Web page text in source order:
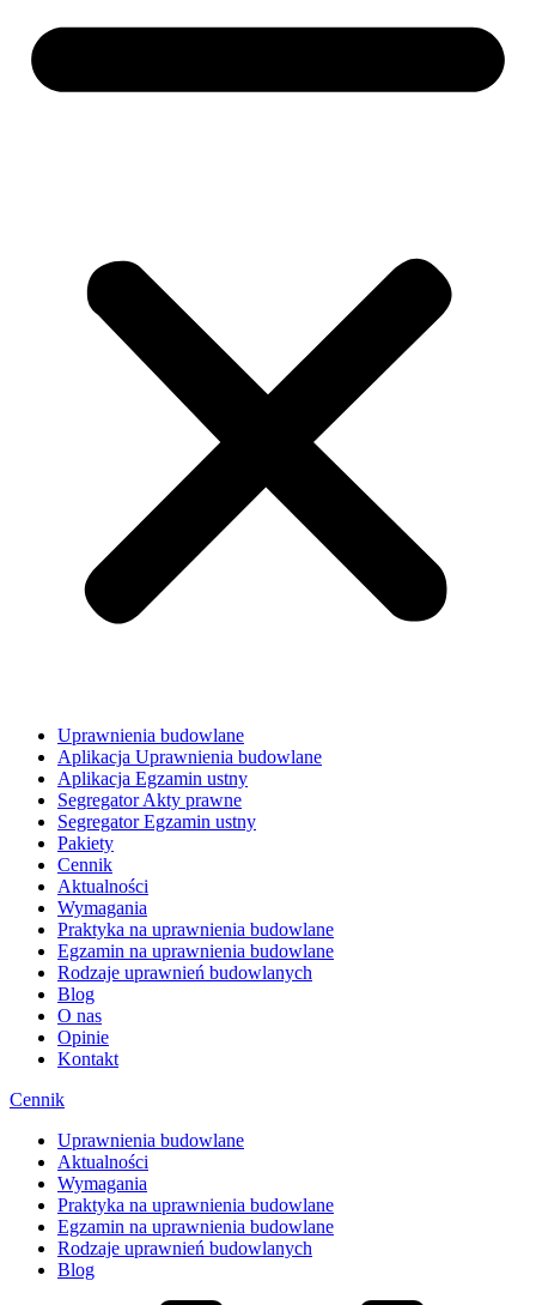
Uprawnienia budowlane
Aplikacja Uprawnienia budowlane
Aplikacja Egzamin ustny
Segregator Akty prawne
Segregator Egzamin ustny
Pakiety
Cennik
Aktualności
Wymagania
Praktyka na uprawnienia budowlane
Egzamin na uprawnienia budowlane
Rodzaje uprawnień budowlanych
Blog
O nas
Opinie
Kontakt
Cennik
Uprawnienia budowlane
Aktualności
Wymagania
Praktyka na uprawnienia budowlane
Egzamin na uprawnienia budowlane
Rodzaje uprawnień budowlanych
Blog